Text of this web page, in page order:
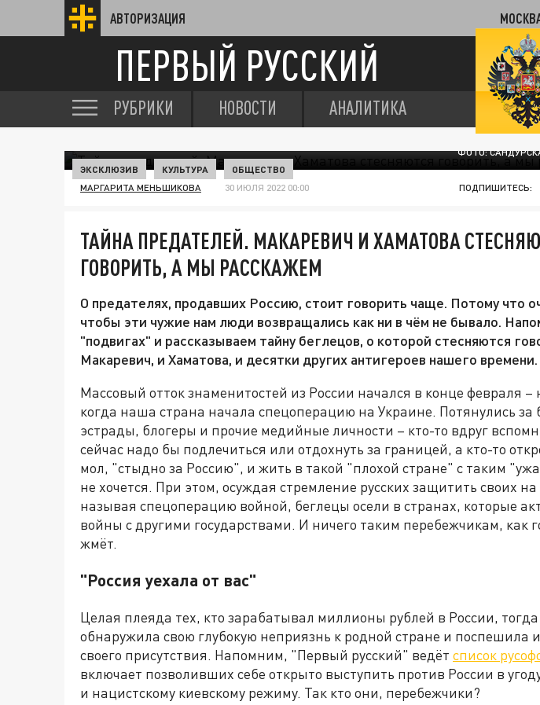
АВТОРИЗАЦИЯ
ПЕРВЫЙ РУССКИЙ
РУБРИКИ НОВОСТИ АНАЛИТИКА
ФОТО:
ЭКСКЛЮЗИВ КУЛЬТУРА ОБЩЕСТВО
МАРГАРИТА МЕНЬШИКОВА 30 ИЮЛЯ 2022 00:00 ПОДПИШИТЕСЬ:
ТАЙНА ПРЕДАТЕЛЕЙ. МАКАРЕВИЧ И ХАМАТОВА
ГОВОРИТЬ, А МЫ РАССКАЖЕМ
О предателях, продавших Россию, стоит говорить чаще. Потому что
чтобы эти чужие нам люди возвращались как ни в чём не бывало.
"подвигах" и рассказываем тайну беглецов, о которой стесняются
Макаревич, и Хаматова, и десятки других антигероев нашего времени.
Массовый отток знаменитостей из России начался в конце февраля –
когда наша страна начала спецоперацию на Украине. Потянулись за
эстрады, блогеры и прочие медийные личности – кто-то вдруг
сейчас надо бы подлечиться или отдохнуть за границей, а кто-то
мол, "стыдно за Россию", и жить в такой "плохой стране" с таким
не хочется. При этом, осуждая стремление русских защитить своих
называя спецоперацию войной, беглецы осели в странах, которые
войны с другими государствами. И ничего таким перебежчикам, как
жмёт.
"Россия уехала от вас"
Целая плеяда тех, кто зарабатывал миллионы рублей в России,
обнаружила свою глубокую неприязнь к родной стране и поспешила
своего присутствия. Напомним, "Первый русский" ведёт список
включает позволивших себе открыто выступить против России в
и нацистскому киевскому режиму. Так кто они, перебежчики?